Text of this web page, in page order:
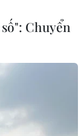
mạnh
Chuyển